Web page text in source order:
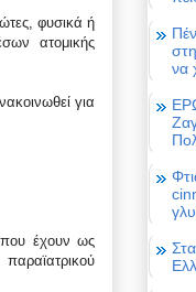
φυσικά ή
ατομικής
για
που έχουν ως
να